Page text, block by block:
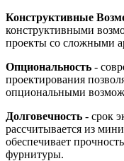
Конструктивные
конструктивными
проекты со сложными
Опциональность -
проектирования
опциональными
Долговечность - срок
рассчитывается из
обеспечивает
фурнитуры.